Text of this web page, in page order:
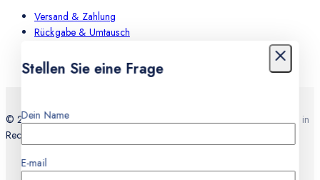
Versand & Zahlung
Rückgabe & Umtausch
© 2026 Teknocell Handy Reparatur, An und Verkauf Express Service in
Recklinghausen
Stellen Sie eine Frage
Dein Name
E-mail